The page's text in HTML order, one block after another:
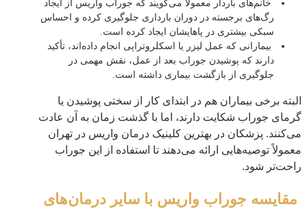
خانم‌های باردار معمولاً می‌گویند که جوراب واریس از ایجاد
رگ‌های برجسته در دوران بارداری جلوگیری کرده و احساس
سبکی بیشتری در پاهایشان ایجاد کرده است.
بیمارانی که عمل لیزر یا اسکلروتراپی انجام داده‌اند، تأکید
دارند که پوشیدن جوراب بعد از عمل، نقش مهمی در
جلوگیری از بازگشت بیماری داشته است.
البته برخی بیماران هم در ابتدای کار از سختی پوشیدن یا
گرمای جوراب شکایت دارند، اما با گذشت زمان به آن عادت
می‌کنند. پزشکان در بهترین کلینیک درمان واریس در تهران
معمولاً توصیه‌هایی ارائه می‌دهند تا استفاده از این جوراب
راحت‌تر شود.
مقایسه جوراب واریس با سایر درمان‌های